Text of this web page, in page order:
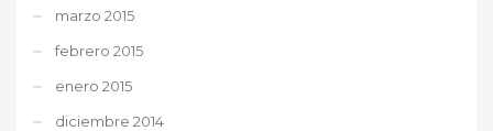
marzo 2015
febrero 2015
enero 2015
diciembre 2014